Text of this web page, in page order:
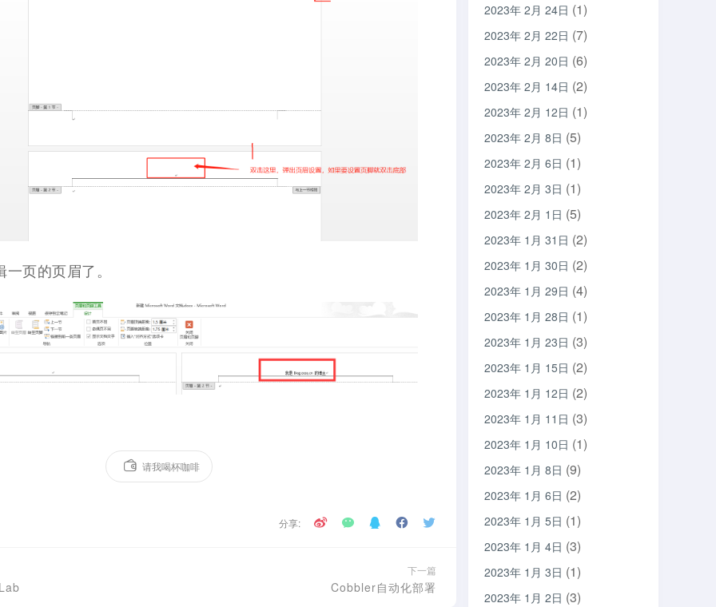
页的页眉了。
请我喝杯咖啡
分享:
下一篇
Cobbler自动化部署
2023年 2月 24日 (1)
2023年 2月 22日 (7)
2023年 2月 20日 (6)
2023年 2月 14日 (2)
2023年 2月 12日 (1)
2023年 2月 8日 (5)
2023年 2月 6日 (1)
2023年 2月 3日 (1)
2023年 2月 1日 (5)
2023年 1月 31日 (2)
2023年 1月 30日 (2)
2023年 1月 29日 (4)
2023年 1月 28日 (1)
2023年 1月 23日 (3)
2023年 1月 15日 (2)
2023年 1月 12日 (2)
2023年 1月 11日 (3)
2023年 1月 10日 (1)
2023年 1月 8日 (9)
2023年 1月 6日 (2)
2023年 1月 5日 (1)
2023年 1月 4日 (3)
2023年 1月 3日 (1)
2023年 1月 2日 (3)